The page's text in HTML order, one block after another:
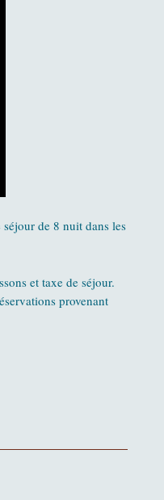
de 8 nuit dans les
et taxe de séjour.
provenant